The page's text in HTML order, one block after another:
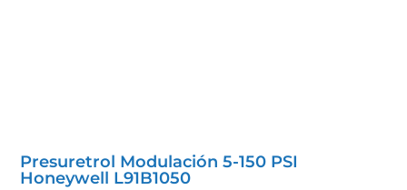
Presuretrol Modulación 5-150 PSI
Honeywell L91B1050